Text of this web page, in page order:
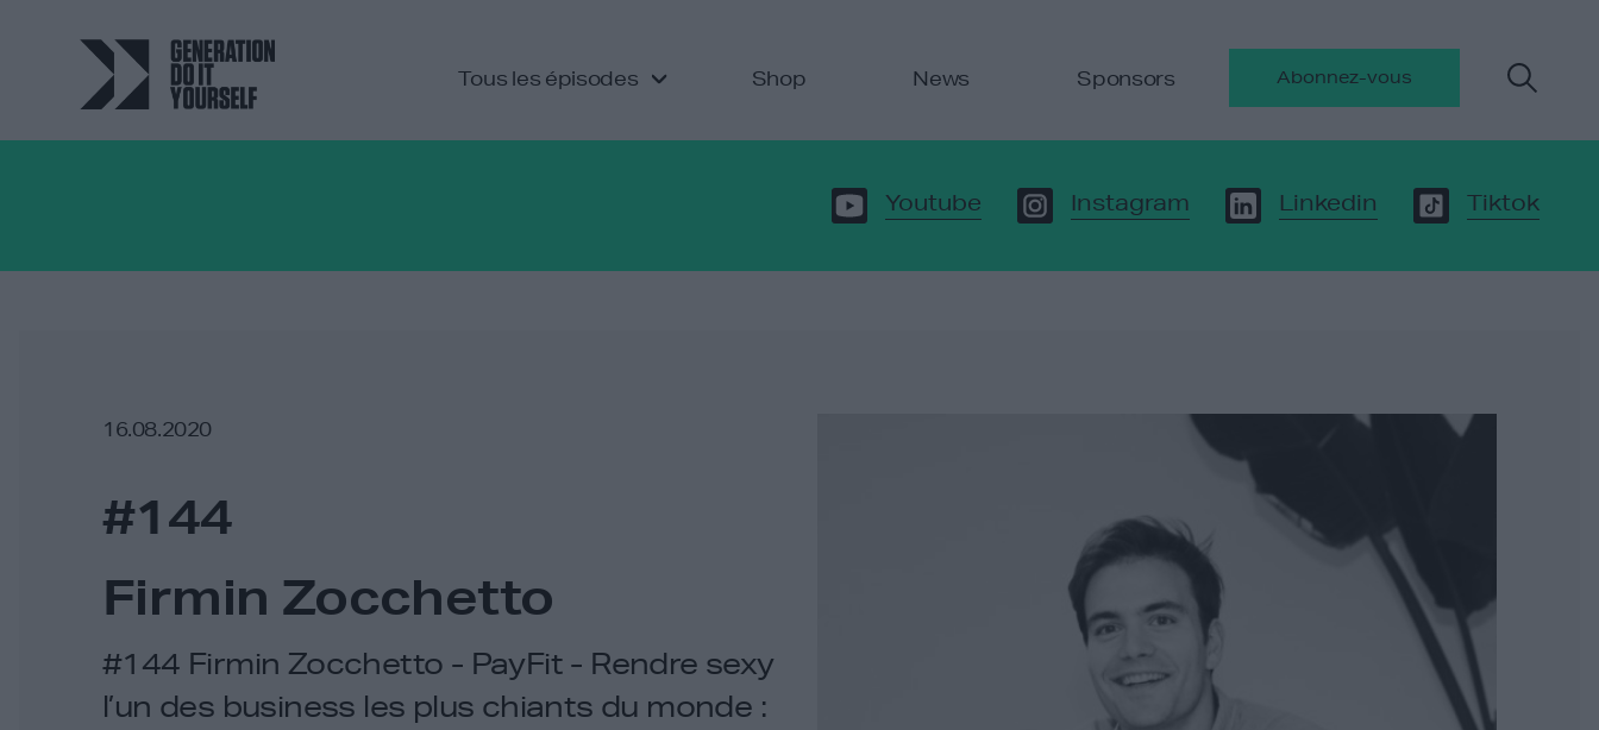
Tous les épisodes Shop News Sponsors Abonnez-vous
Youtube Instagram Linkedin Tiktok
16.08.2020
#144
Firmin Zocchetto
#144 Firmin Zocchetto - PayFit - Rendre sexy
l’un des business les plus chiants du monde :